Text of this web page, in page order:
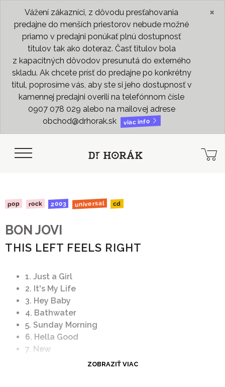
Vážení zákazníci, z dôvodu presťahovania
predajne do menších priestorov nebude možné
priamo v predajni ponúkať plnú dostupnosť
titulov tak ako doteraz. Časť titulov bola
z kapacitných dôvodov presunutá do externého
skladu. Ak chcete prísť do predajne po konkrétny
titul, poprosíme vás, aby ste si jeho dostupnosť v
kamennej predajni overili na telefónnom čísle
0907 078 029 alebo na mailovej adrese
obchod@drhorak.sk
viac info
×
pop rock 2003 universal cd
BON JOVI
THIS LEFT FEELS RIGHT
1. Just a Girl
2. It's My Life
3. Hey Baby
4. Bathwater
5. Sunday Morning
6. Hella Good
7. New
8. Underneath It AllZOBRAZIŤ VIAC